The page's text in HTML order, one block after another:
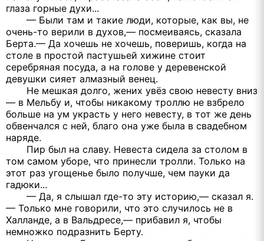
глаза горные духи...
— Были там и такие люди, которые, как вы, не
очень-то верили в духов,— посмеиваясь, сказала
Берта.— Да хочешь не хочешь, поверишь, когда на
столе в простой пастушьей хижине стоит
серебряная посуда, а на голове у деревенской
девушки сияет алмазный венец.
Не мешкая долго, жених увёз свою невесту вниз
— в Мельбу и, чтобы никакому троллю не взбрело
больше на ум украсть у него невесту, в тот же день
обвенчался с ней, благо она уже была в свадебном
наряде.
Пир был на славу. Невеста сидела за столом в
том самом уборе, что принесли тролли. Только на
этот раз угощенье было получше, чем пауки да
гадюки...
— Да, я слышал где-то эту историю,— сказал я.
— Только мне говорили, что это случилось не в
Халланде, а в Вальдресе,— прибавил я, чтобы
немножко подразнить Берту.